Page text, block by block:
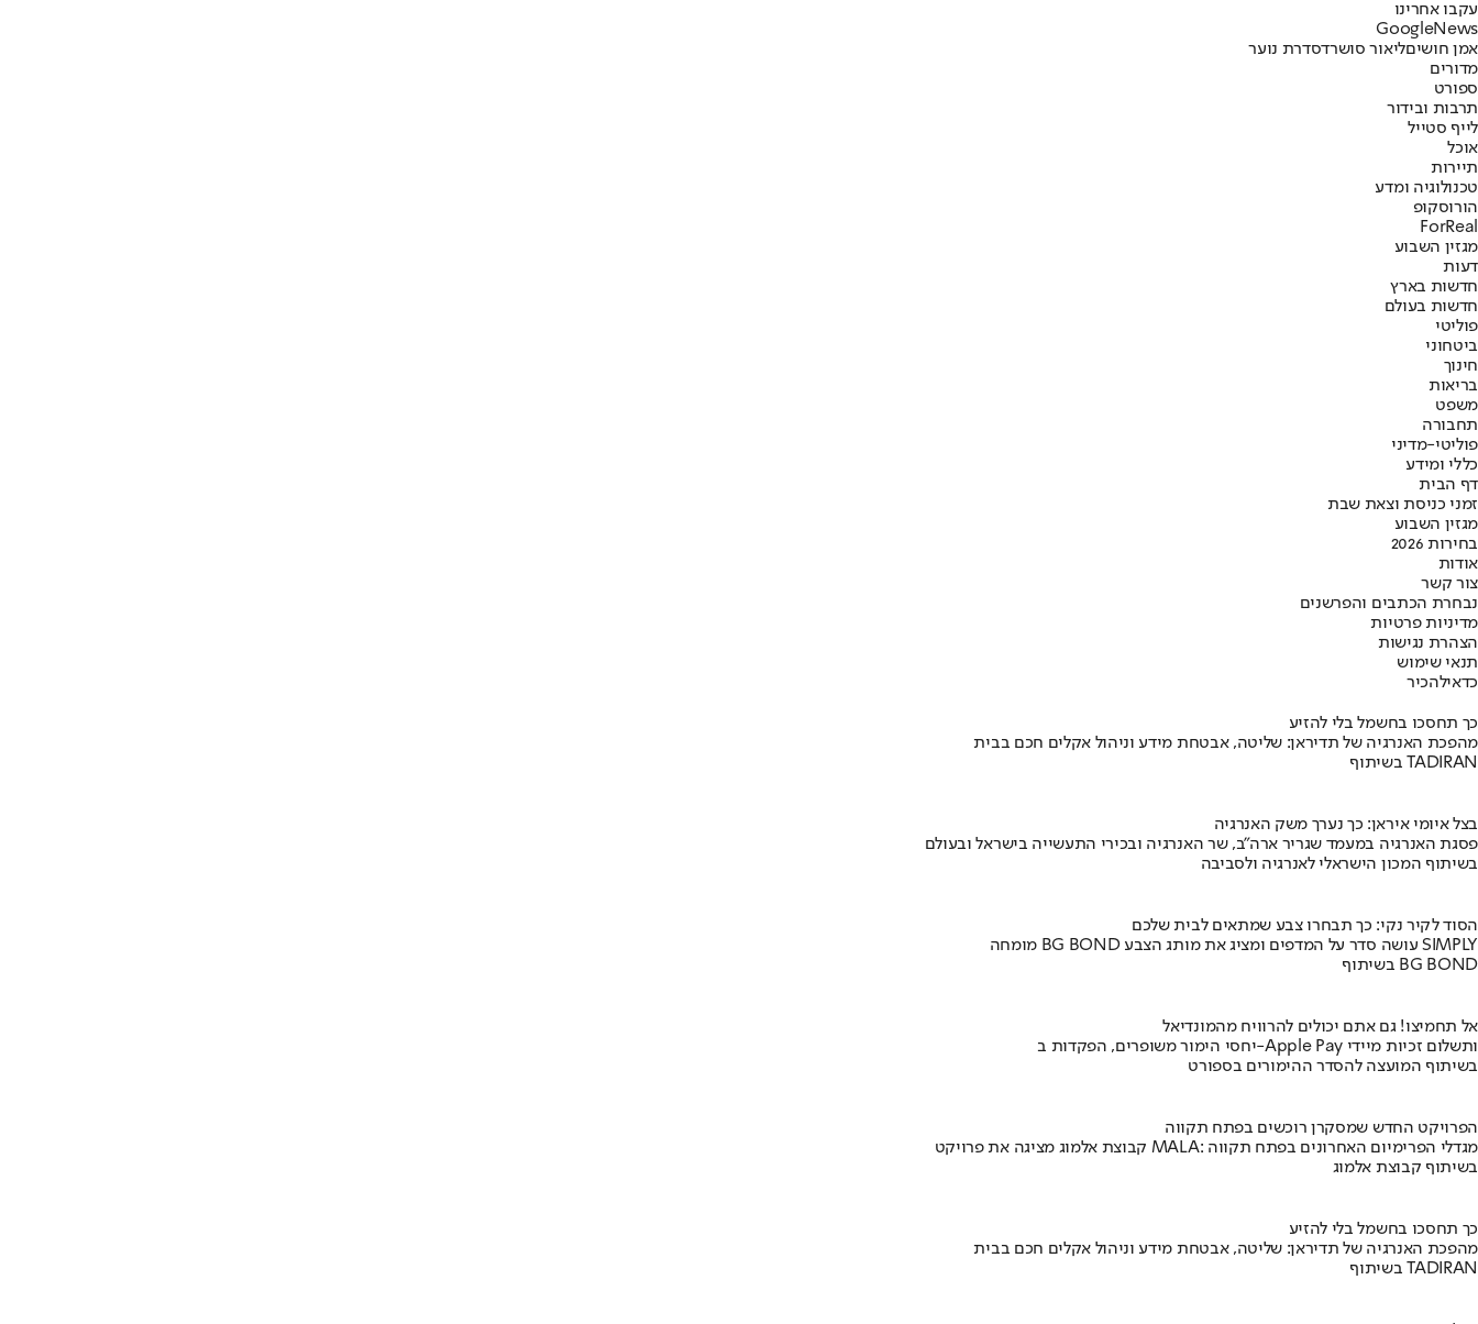
עקבו אחרינו
Googl eNews
אמן חושיםליאור סושרדסדרת נוער
מדורים
ספורט
תרבות ובידור
לייף סטייל
אוכל
תיירות
טכנולוגיה ומדע
הורוסקופ
ForReal
מגזין השבוע
דעות
חדשות בארץ
חדשות בעולם
פוליטי
ביטחוני
חינוך
בריאות
משפט
תחבורה
פוליטי-מדיני
כללי ומידע
דף הבית
זמני כניסת וצאת שבת
מגזין השבוע
בחירות 2026
אודות
צור קשר
נבחרת הכתבים והפרשנים
מדיניות פרטיות
הצהרת נגישות
תנאי שימוש
כדאילהכיר
כך תחסכו בחשמל בלי להזיע
מהפכת האנרגיה של תדיראן: שליטה, אבטחת מידע וניהול אקלים חכם בבית
בשיתוף TADIRAN
בצל איומי איראן: כך נערך משק האנרגיה
פסגת האנרגיה במעמד שגריר ארה"ב, שר האנרגיה ובכירי התעשייה בישראל ובעולם
בשיתוף המכון הישראלי לאנרגיה ולסביבה
הסוד לקיר נקי: כך תבחרו צבע שמתאים לבית שלכם
מומחה BG BOND עושה סדר על המדפים ומציג את מותג הצבע SIMPLY
בשיתוף BG BOND
אל תחמיצו! גם אתם יכולים להרוויח מהמונדיאל
יחסי הימור משופרים, הפקדות ב-Apple Pay ותשלום זכיות מיידי
בשיתוף המועצה להסדר ההימורים בספורט
הפרויקט החדש שמסקרן רוכשים בפתח תקווה
קבוצת אלמוג מציגה את פרויקט MALA: מגדלי הפרימיום האחרונים בפתח תקווה
בשיתוף קבוצת אלמוג
כך תחסכו בחשמל בלי להזיע
מהפכת האנרגיה של תדיראן: שליטה, אבטחת מידע וניהול אקלים חכם בבית
בשיתוף TADIRAN